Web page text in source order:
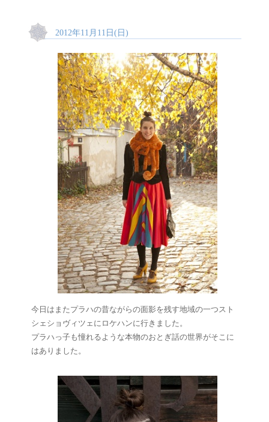
2012年11月11日(日)
今日はまたプラハの昔ながらの面影を残す地域の一つスト
シェショヴィツェにロケハンに行きました。
プラハっ子も憧れるような本物のおとぎ話の世界がそこに
はありました。